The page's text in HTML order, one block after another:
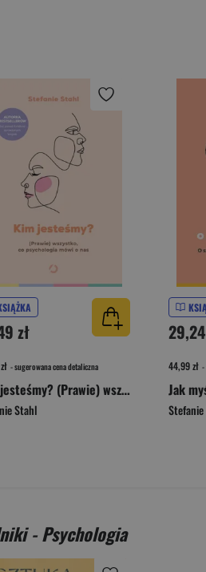
zł
- sugerowana cena detaliczna
Kim jesteśmy? (Prawie) wszystko, co psychologia mówi o nas
Stahl
44,99 zł -
- Psychologia